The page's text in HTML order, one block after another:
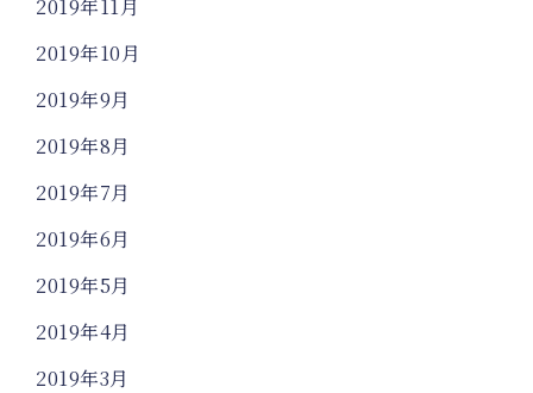
2019年11月
2019年10月
2019年9月
2019年8月
2019年7月
2019年6月
2019年5月
2019年4月
2019年3月